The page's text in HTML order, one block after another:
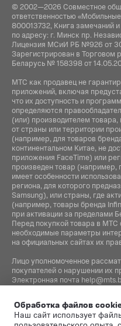
© 2002—2026 Совместное
ответственностью
800013732, Книга замечаний
по адресу: г. Минск пр.
Лицензия МСиИ РБ №926 от
Зарегистрирован в Торговом
Беларусь № 158398 от
МТС как продавец не
приложений, включая
что их доступность и
определяются
(или) производителем
от страны или территории
(например, для товаров
континентальном Китае, не
приложения FaceTime) или
произведен товар (например,
имеет особенности
региона, для которого
Samsung), или страны, где
(например, товары бренда
при активации за пределами
Перед покупкой товара в МТС
необходимые параметры
на официальных сайтах их
Лицо уполномоченное
покупателей о нарушении их
Электронная почта
распорядительных органов по
регистрации СООО
Обработка файлов
Наш сайт использует